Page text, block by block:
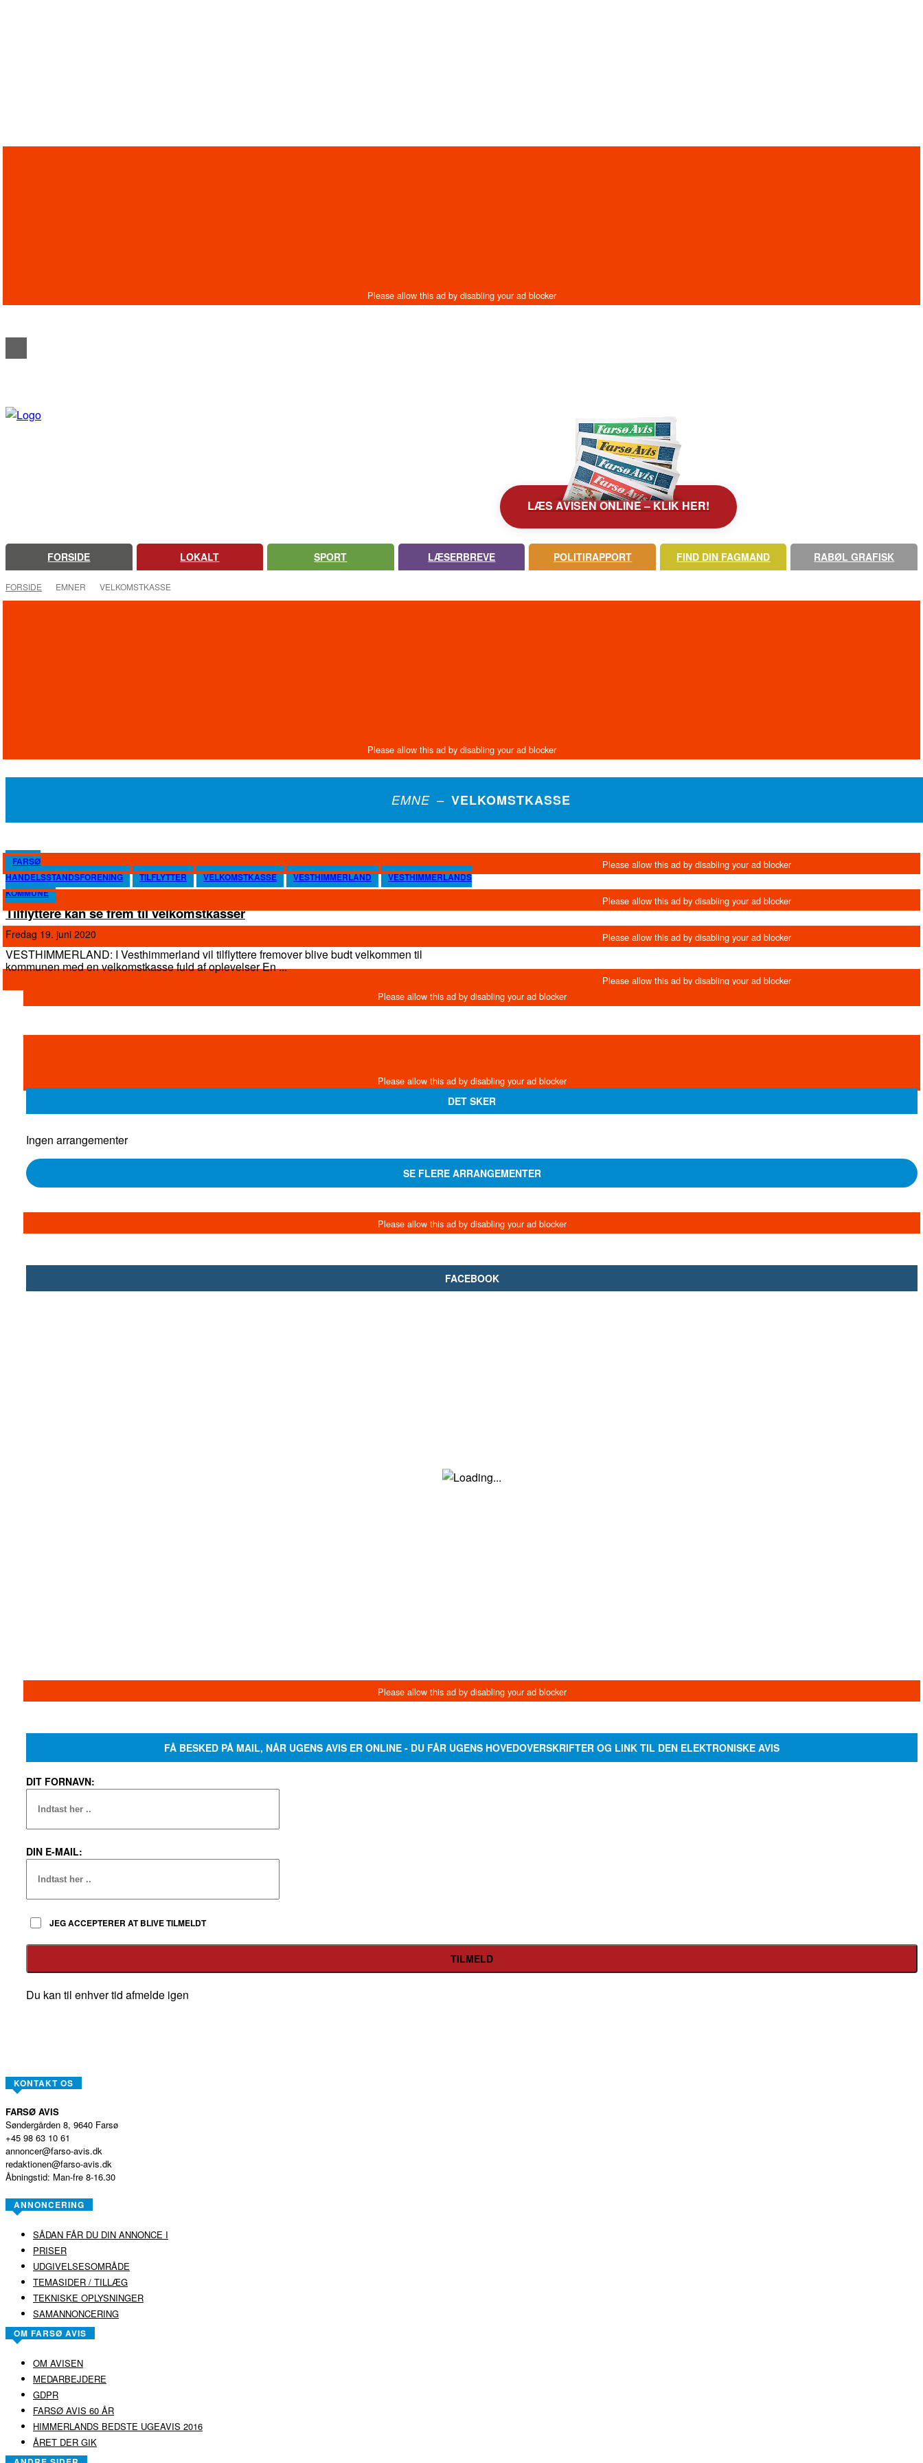
LÆS AVISEN ONLINE – KLIK HER!
FORSIDE LOKALT SPORT LÆSERBREVE POLITIRAPPORT FIND DIN FAGMAND RABØL GRAFISK
FORSIDE EMNER VELKOMSTKASSE
EMNE – VELKOMSTKASSE
FARSØ
HANDELSSTANDSFORENING
TILFLYTTER VELKOMSTKASSE VESTHIMMERLAND
VESTHIMMERLANDS
KOMMUNE
Tilflyttere kan se frem til velkomstkasser
fredag 19. juni 2020
VESTHIMMERLAND: I Vesthimmerland vil tilflyttere fremover blive budt velkommen til
kommunen med en velkomstkasse fuld af oplevelser En ...
DET SKER
Ingen arrangementer
SE FLERE ARRANGEMENTER
FACEBOOK
FÅ BESKED PÅ MAIL, NÅR UGENS AVIS ER ONLINE - DU FÅR UGENS HOVEDOVERSKRIFTER OG LINK TIL DEN ELEKTRONISKE AVIS
DIT FORNAVN:
DIN E-MAIL:
JEG ACCEPTERER AT BLIVE TILMELDT
Du kan til enhver tid afmelde igen
KONTAKT OS
FARSØ AVIS
Søndergården 8, 9640 Farsø
+45 98 63 10 61
annoncer@farso-avis.dk
redaktionen@farso-avis.dk
Åbningstid: Man-fre 8-16.30
ANNONCERING
SÅDAN FÅR DU DIN ANNONCE I
PRISER
UDGIVELSESOMRÅDE
TEMASIDER / TILLÆG
TEKNISKE OPLYSNINGER
SAMANNONCERING
OM FARSØ AVIS
OM AVISEN
MEDARBEJDERE
GDPR
FARSØ AVIS 60 ÅR
HIMMERLANDS BEDSTE UGEAVIS 2016
ÅRET DER GIK